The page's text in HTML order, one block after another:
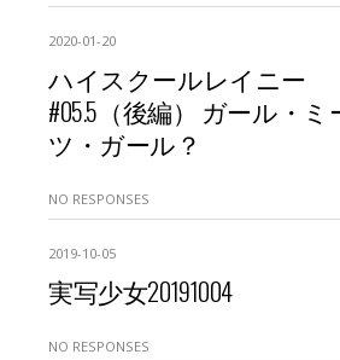
2020-01-20
ハイスクールレイニー
#05.5（後編） ガール・ミ
ツ・ガール？
NO RESPONSES
2019-10-05
実写少女20191004
NO RESPONSES